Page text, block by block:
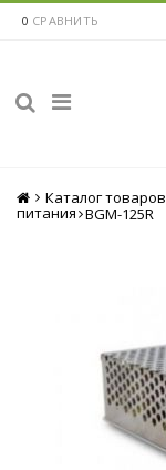
0 СРАВНИТЬ
Главная
Каталог товаров
питания BGM-125R